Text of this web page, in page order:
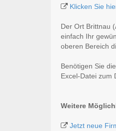
Klicken Sie
Der Ort Brittnau
einfach Ihr
oberen Bereich
Benötigen Sie
Excel-Datei zum
Weitere
Jetzt neue